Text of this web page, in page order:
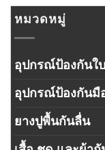
หมวดหมู่
อุปกรณ์ป้องกันใ
อุปกรณ์ป้องกันมื
ยางปูพื้นกันลื่น